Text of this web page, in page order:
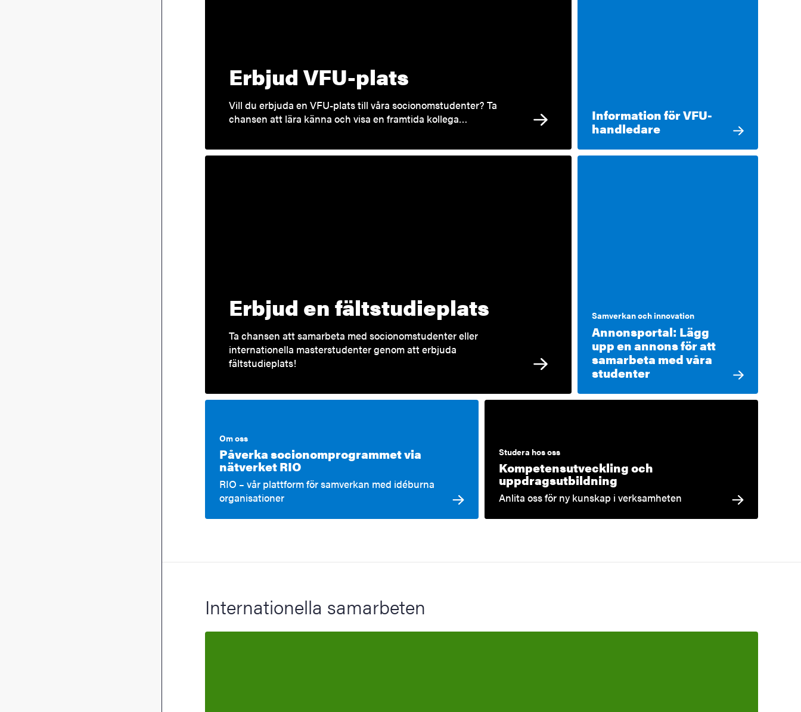
Erbjud VFU-plats
Vill du erbjuda en VFU-plats till våra socionomstudenter? Ta
chansen att lära känna och visa en framtida kollega…
Erbjud en fältstudieplats
Ta chansen att samarbeta med socionomstudenter eller
internationella masterstudenter genom att erbjuda
fältstudieplats!
Information för VFU-
handledare
Samverkan och innovation
Annonsportal: Lägg
upp en annons för att
samarbeta med våra
studenter
Om oss
Påverka socionomprogrammet via
nätverket RIO
RIO – vår plattform för samverkan med idéburna
organisationer
Studera hos oss
Kompetensutveckling och
uppdragsutbildning
Anlita oss för ny kunskap i verksamheten
Internationella samarbeten